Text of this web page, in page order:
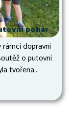
pohár
dopravní
o putovní
tvořena...